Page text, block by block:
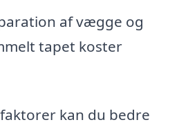
af vægge og
tapet koster
kan du bedre